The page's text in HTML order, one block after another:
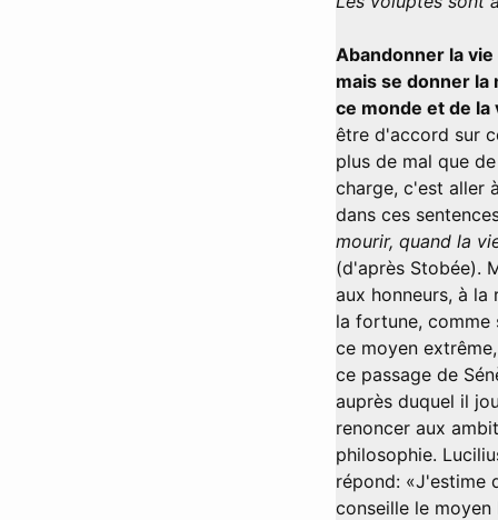
Abandonner la
mais se donner
ce monde et de
être d'accord sur
plus de mal que
charge, c'est aller
dans ces
mourir, quand la
(d'après Stobée).
aux honneurs, à
la fortune, comme
ce moyen
ce passage de
auprès duquel il
renoncer aux
philosophie.
répond: «J'estime
conseille le